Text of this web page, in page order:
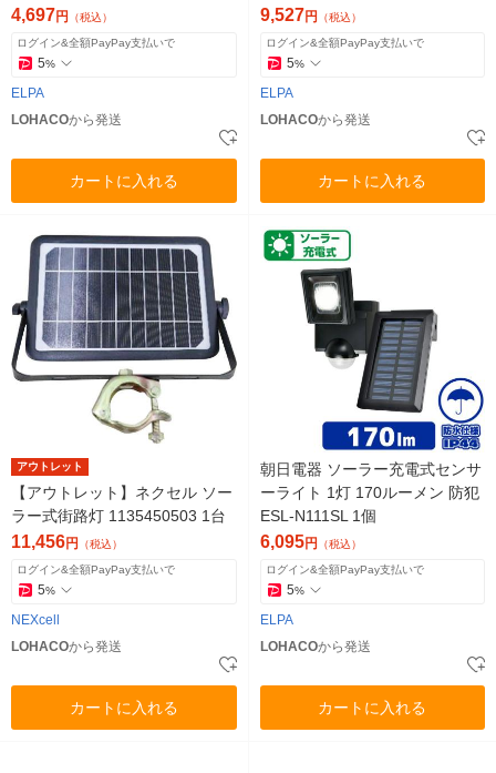
4,697円 （税込）
ログイン&全額PayPay支払いで
5%
ELPA
LOHACOから発送
カートに入れる
9,527円 （税込）
ログイン&全額PayPay支払いで
5%
ELPA
LOHACOから発送
カートに入れる
アウトレット
【アウトレット】ネクセル ソー
ラー式街路灯 1135450503 1台
11,456円 （税込）
ログイン&全額PayPay支払いで
5%
NEXcell
LOHACOから発送
カートに入れる
朝日電器 ソーラー充電式センサ
ーライト 1灯 170ルーメン 防犯
ESL-N111SL 1個
6,095円 （税込）
ログイン&全額PayPay支払いで
5%
ELPA
LOHACOから発送
カートに入れる